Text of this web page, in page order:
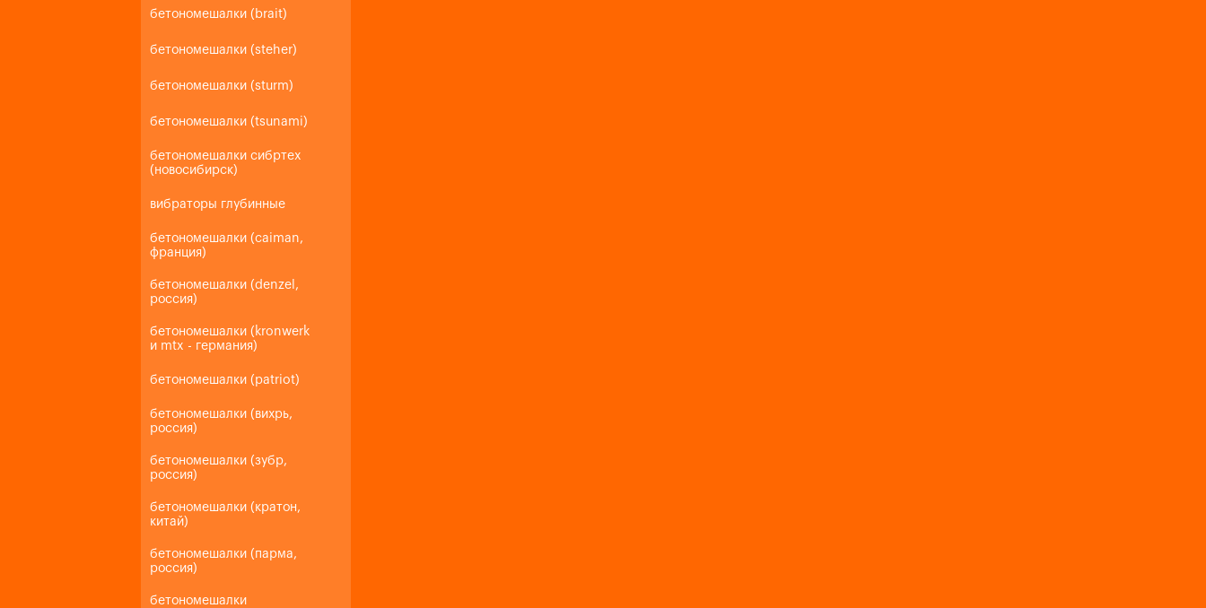
бетономешалки (brait)
бетономешалки (steher)
бетономешалки (sturm)
бетономешалки (tsunami)
бетономешалки сибртех
(новосибирск)
вибраторы глубинные
бетономешалки (caiman,
франция)
бетономешалки (denzel,
россия)
бетономешалки (kronwerk
и mtx - германия)
бетономешалки (patriot)
бетономешалки (вихрь,
россия)
бетономешалки (зубр,
россия)
бетономешалки (кратон,
китай)
бетономешалки (парма,
россия)
бетономешалки